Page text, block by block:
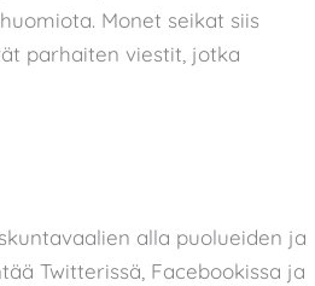
Monet seikat siis
parhaiten viestit, jotka
alla puolueiden ja
Twitterissä, Facebookissa ja